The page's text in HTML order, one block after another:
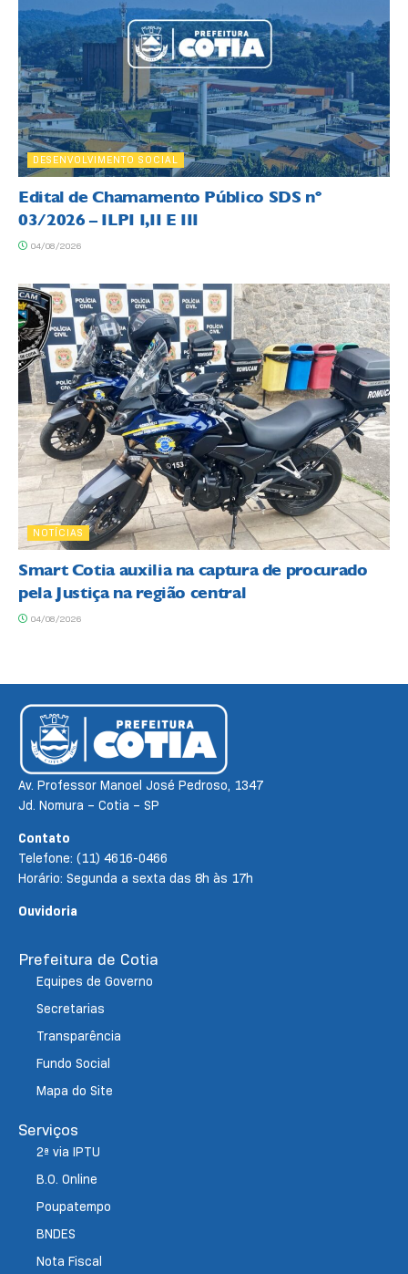
DESENVOLVIMENTO SOCIAL
Edital de Chamamento Público SDS nº
03/2026 – ILPI I,II E III
04/08/2026
NOTÍCIAS
Smart Cotia auxilia na captura de procurado
pela Justiça na região central
04/08/2026
Av. Professor Manoel José Pedroso, 1347
Jd. Nomura – Cotia – SP
Contato
Telefone: (11) 4616-0466
Horário: Segunda a sexta das 8h às 17h
Ouvidoria
Prefeitura de Cotia
Equipes de Governo
Secretarias
Transparência
Fundo Social
Mapa do Site
Serviços
2ª via IPTU
B.O. Online
Poupatempo
BNDES
Nota Fiscal